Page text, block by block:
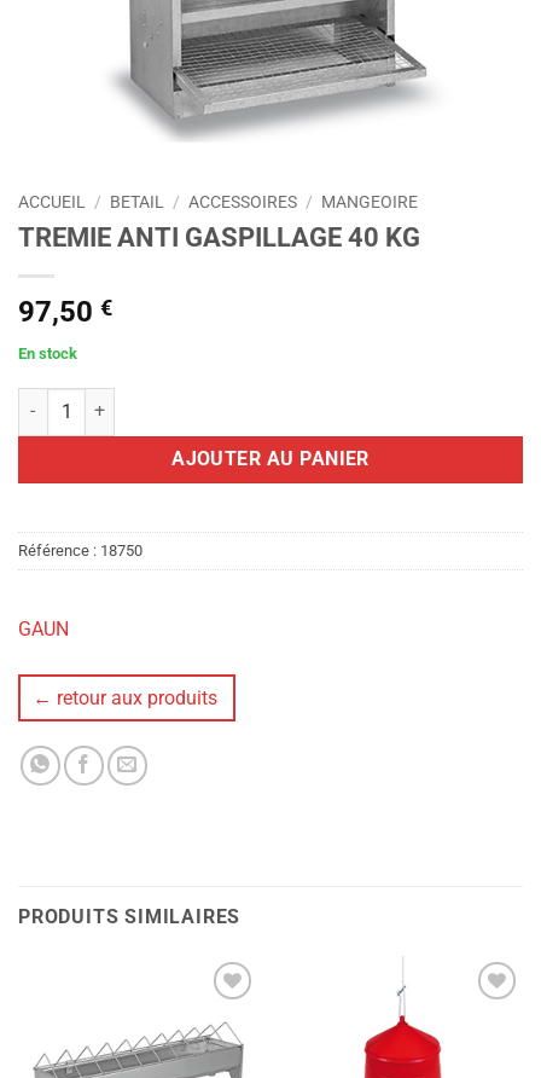
ACCUEIL / BETAIL / ACCESSOIRES / MANGEOIRE
TREMIE ANTI GASPILLAGE 40 KG
97,50 €
En stock
quantité de TREMIE ANTI GASPILLAGE 40 KG
AJOUTER AU PANIER
Référence : 18750
GAUN
← retour aux produits
PRODUITS SIMILAIRES
à la liste
de
souhaits